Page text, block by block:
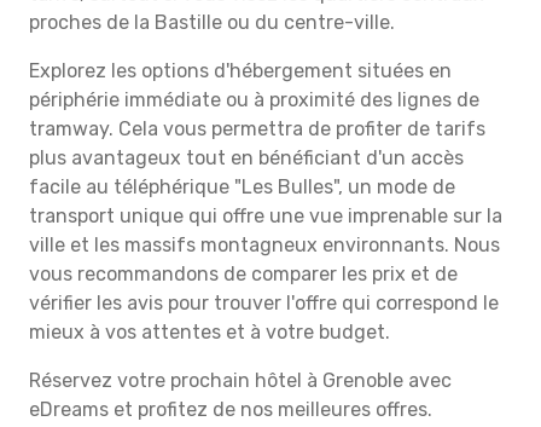
proches de la Bastille ou du centre-ville.
Explorez les options d'hébergement situées en
périphérie immédiate ou à proximité des lignes de
tramway. Cela vous permettra de profiter de tarifs
plus avantageux tout en bénéficiant d'un accès
facile au téléphérique "Les Bulles", un mode de
transport unique qui offre une vue imprenable sur la
ville et les massifs montagneux environnants. Nous
vous recommandons de comparer les prix et de
vérifier les avis pour trouver l'offre qui correspond le
mieux à vos attentes et à votre budget.
Réservez votre prochain hôtel à Grenoble avec
eDreams et profitez de nos meilleures offres.